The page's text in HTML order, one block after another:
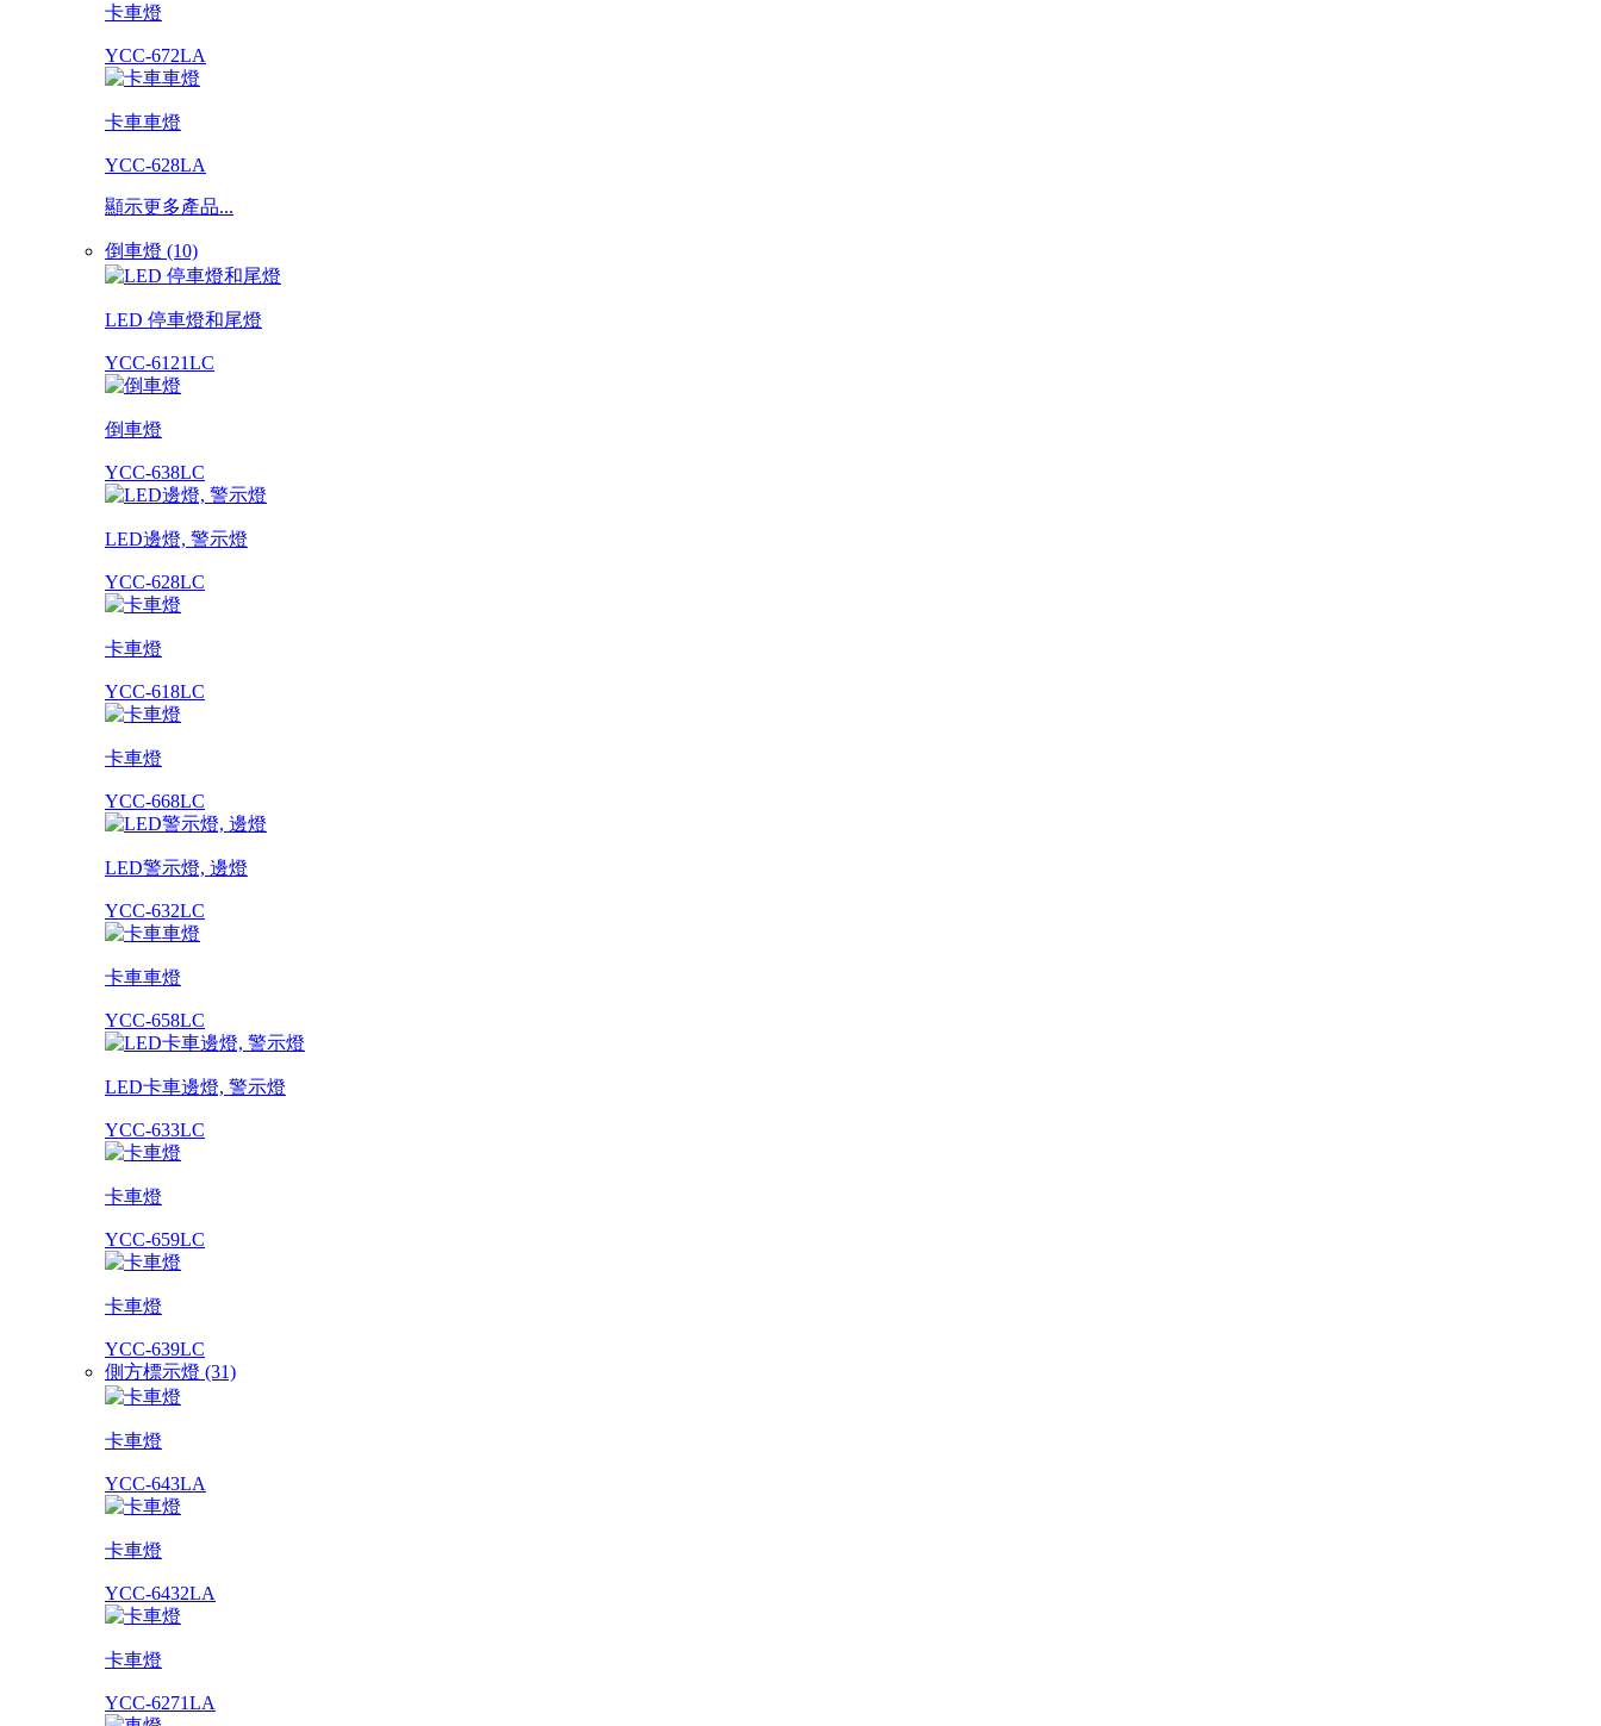
卡車燈
YCC-672LA
卡車車燈
YCC-628LA
顯示更多產品...
倒車燈 (10)
LED 停車燈和尾燈
YCC-6121LC
倒車燈
YCC-638LC
LED邊燈, 警示燈
YCC-628LC
卡車燈
YCC-618LC
卡車燈
YCC-668LC
LED警示燈, 邊燈
YCC-632LC
卡車車燈
YCC-658LC
LED卡車邊燈, 警示燈
YCC-633LC
卡車燈
YCC-659LC
卡車燈
YCC-639LC
側方標示燈 (31)
卡車燈
YCC-643LA
卡車燈
YCC-6432LA
卡車燈
YCC-6271LA